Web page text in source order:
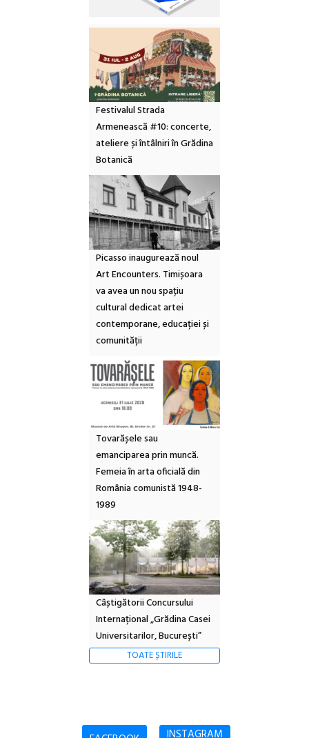
Festivalul Strada
Armenească #10: concerte,
ateliere și întâlniri în Grădina
Botanică
Picasso inaugurează noul
Art Encounters. Timișoara
va avea un nou spațiu
cultural dedicat artei
contemporane, educației și
comunității
Tovarășele sau
emanciparea prin muncă.
Femeia în arta oficială din
România comunistă 1948-
1989
Câștigătorii Concursului
Internațional „Grădina Casei
Universitarilor, București”
TOATE ȘTIRILE
INSTAGRAM